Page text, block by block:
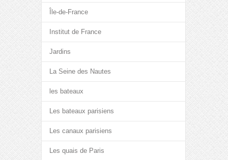
Île-de-France
Institut de France
Jardins
La Seine des Nautes
les bateaux
Les bateaux parisiens
Les canaux parisiens
Les quais de Paris